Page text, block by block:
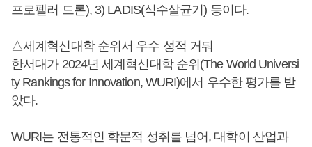
프로펠러 드론), 3) LADIS(식수살균기) 등이다.
△세계혁신대학 순위서 우수 성적 거둬
한서대가 2024년 세계혁신대학 순위(The World Universi
ty Rankings for Innovation, WURI)에서 우수한 평가를 받
았다.
WURI는 전통적인 학문적 성취를 넘어, 대학이 산업과